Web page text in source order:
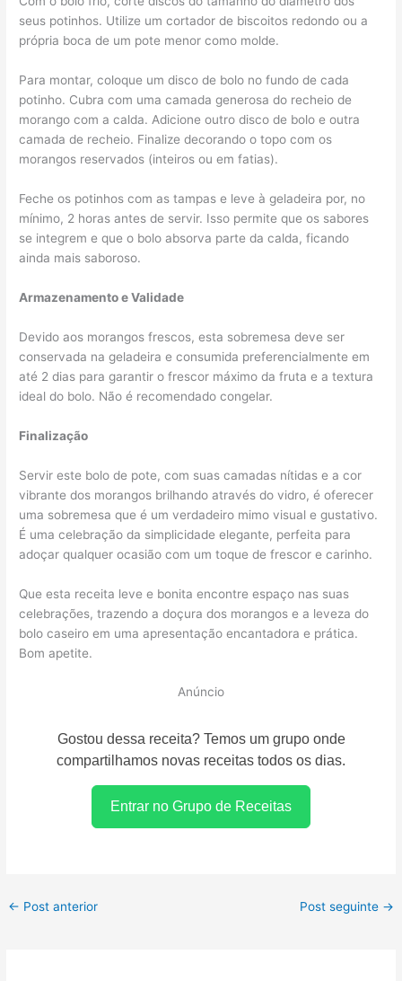
seus potinhos. Utilize um cortador de biscoitos redondo ou a
própria boca de um pote menor como molde.
Para montar, coloque um disco de bolo no fundo de cada
potinho. Cubra com uma camada generosa do recheio de
morango com a calda. Adicione outro disco de bolo e outra
camada de recheio. Finalize decorando o topo com os
morangos reservados (inteiros ou em fatias).
Feche os potinhos com as tampas e leve à geladeira por, no
mínimo, 2 horas antes de servir. Isso permite que os sabores
se integrem e que o bolo absorva parte da calda, ficando
ainda mais saboroso.
Armazenamento e Validade
Devido aos morangos frescos, esta sobremesa deve ser
conservada na geladeira e consumida preferencialmente em
até 2 dias para garantir o frescor máximo da fruta e a textura
ideal do bolo. Não é recomendado congelar.
Finalização
Servir este bolo de pote, com suas camadas nítidas e a cor
vibrante dos morangos brilhando através do vidro, é oferecer
uma sobremesa que é um verdadeiro mimo visual e gustativo.
É uma celebração da simplicidade elegante, perfeita para
adoçar qualquer ocasião com um toque de frescor e carinho.
Que esta receita leve e bonita encontre espaço nas suas
celebrações, trazendo a doçura dos morangos e a leveza do
bolo caseiro em uma apresentação encantadora e prática.
Bom apetite.
Anúncio
Gostou dessa receita? Temos um grupo onde
compartilhamos novas receitas todos os dias.
Entrar no Grupo de Receitas
← Post anterior Post seguinte →